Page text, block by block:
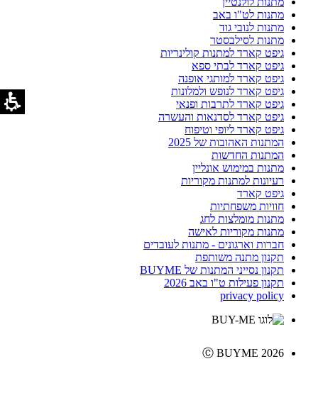
מתנות לט"ו באב
מתנות לנובי גוד
מתנות לסילבסטר
גיפט קארד למתנות קולינריות
גיפט קארד לבתי ספא
גיפט קארד למותגי אופנה
גיפט קארד לנופש ולמלונות
גיפט קארד לתרבות ופנאי
גיפט קארד לסדנאות והעשרה
גיפט קארד ליופי וטיפוח
המתנות האהובות של 2025
המתנות החדשות
מתנות במימוש אונליין
רעיונות למתנות מקוריות
גיפט קארד
חוויות משפחתיות
מתנות מומלצות לחג
מתנות מקוריות לאישה
חברות וארגונים - מתנות לעובדים
תקנון מתנה משותפת
תקנון נסייני המתנות של BUYME
תקנון פעילות ט"ו באב 2026
privacy policy
Ⓒ BUYME 2026